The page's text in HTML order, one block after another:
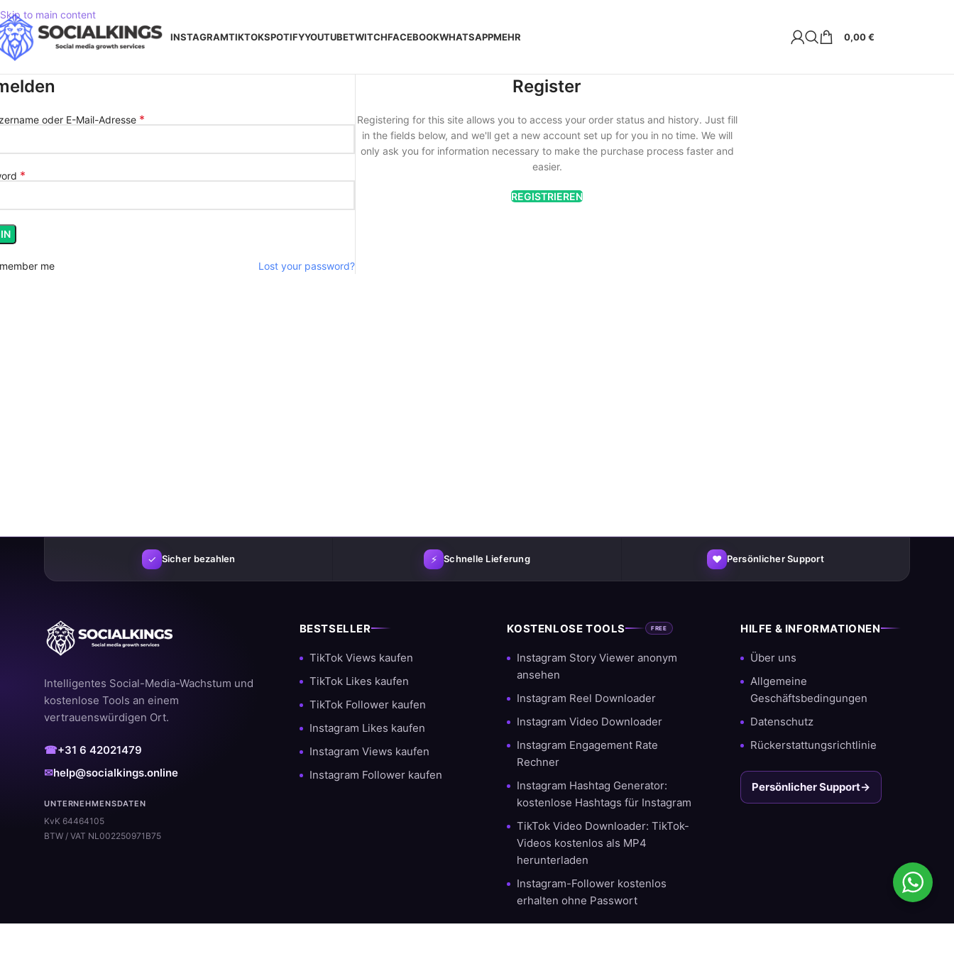
Skip to main content
INSTAGRAMTIKTOKSPOTIFYYOUTUBETWITCHFACEBOOKWHATSAPPMEHR 0,00€
oder E-Mail-Adresse *
*
Lost your password?
me
Register
Registering for this site allows you to access your order status and history. Just fill
in the fields below, and we'll get a new account set up for you in no time. We will
only ask you for information necessary to make the purchase process faster and
easier.
REGISTRIEREN
✓ Sicher bezahlen ⚡ Schnelle Lieferung ♥ Persönlicher Support
Intelligentes Social-Media-Wachstum und
kostenlose Tools an einem
vertrauenswürdigen Ort.
☎+31 6 42021479
✉help@socialkings.online
UNTERNEHMENSDATEN
KvK 64464105
BTW / VAT NL002250971B75
BESTSELLER
TikTok Views kaufen
TikTok Likes kaufen
TikTok Follower kaufen
Instagram Likes kaufen
Instagram Views kaufen
Instagram Follower kaufen
KOSTENLOSE TOOLS FREE
Instagram Story Viewer anonym
ansehen
Instagram Reel Downloader
Instagram Video Downloader
Instagram Engagement Rate
Rechner
Instagram Hashtag Generator:
kostenlose Hashtags für Instagram
TikTok Video Downloader: TikTok-
Videos kostenlos als MP4
herunterladen
Instagram-Follower kostenlos
erhalten ohne Passwort
HILFE & INFORMATIONEN
Über uns
Allgemeine
Geschäftsbedingungen
Datenschutz
Rückerstattungsrichtlinie
Persönlicher Support→